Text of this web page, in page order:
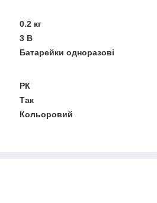
0.2 кг
3 В
Батарейки одноразові
РК
Так
Кольоровий